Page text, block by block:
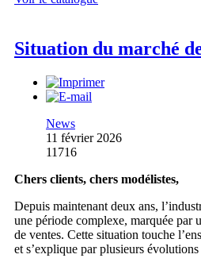
Situation du marché
News
11 février 2026
11716
Chers clients, chers modélistes,
Depuis maintenant deux ans,
une période complexe, marquée par
de ventes. Cette situation touche
et s’explique par plusieurs